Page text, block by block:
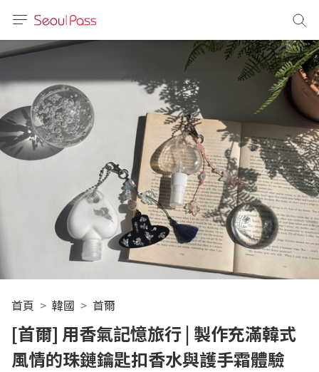
首頁 韓國 首爾
[首爾] 用香氣記憶旅行 | 製作充滿韓式
風情的珠鏈鑰匙扣香水與護手霜體驗